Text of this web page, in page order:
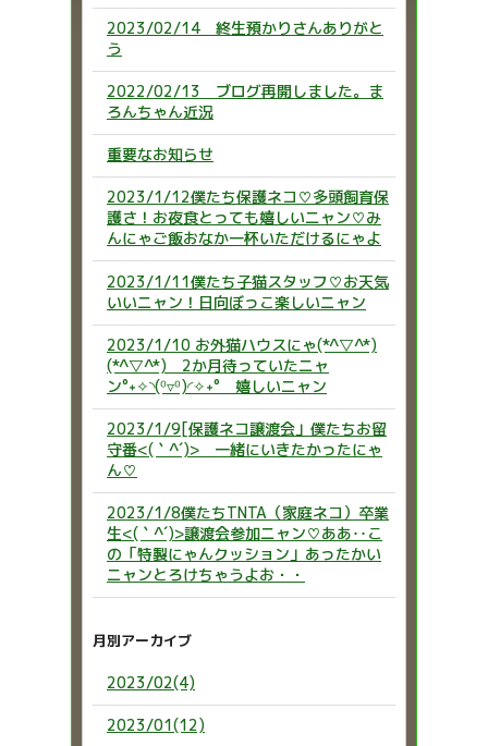
2023/02/14 終生預かりさんありがと
う
2022/02/13 ブログ再開しました。ま
ろんちゃん近況
重要なお知らせ
2023/1/12僕たち保護ネコ♡多頭飼育保
護さ！お夜食とっても嬉しいニャン♡み
んにゃご飯おなか一杯いただけるにゃよ
2023/1/11僕たち子猫スタッフ♡お天気
いいニャン！日向ぼっこ楽しいニャン
2023/1/10 お外猫ハウスにゃ(*^▽^*)
(*^▽^*) 2か月待っていたニャ
ン°˖✧◝(⁰▿⁰)◜✧˖° 嬉しいニャン
2023/1/9[保護ネコ譲渡会」僕たちお留
守番<(｀^´)> 一緒にいきたかったにゃ
ん♡
2023/1/8僕たちTNTA（家庭ネコ）卒業
生<(｀^´)>譲渡会参加ニャン♡ああ‥こ
の「特製にゃんクッション」あったかい
ニャンとろけちゃうよお・・
月別アーカイブ
2023/02(4)
2023/01(12)